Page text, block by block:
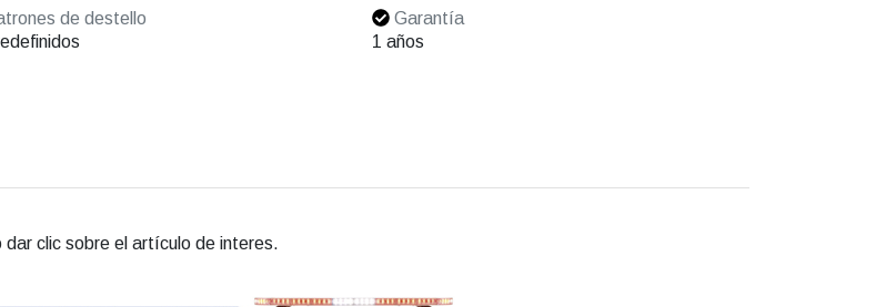
de destello
Garantía
1 años
clic sobre el artículo de interes.